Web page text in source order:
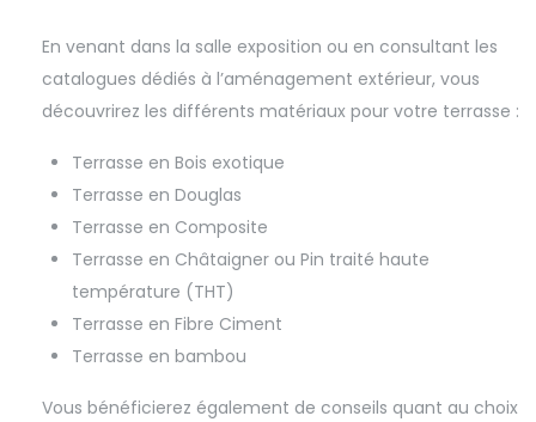
En venant dans la salle exposition ou en consultant les
catalogues dédiés à l’aménagement extérieur, vous
découvrirez les différents matériaux pour votre terrasse :
Terrasse en Bois exotique
Terrasse en Douglas
Terrasse en Composite
Terrasse en Châtaigner ou Pin traité haute
température (THT)
Terrasse en Fibre Ciment
Terrasse en bambou
Vous bénéficierez également de conseils quant au choix